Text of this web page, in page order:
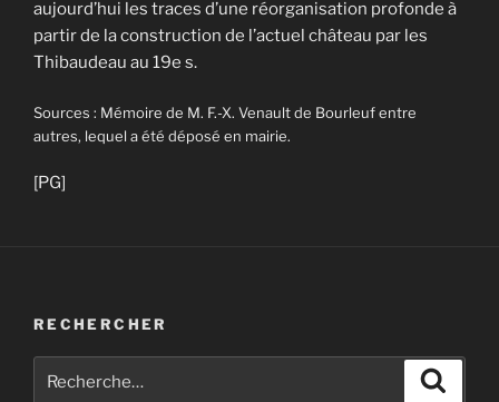
aujourd’hui les traces d’une réorganisation profonde à
partir de la construction de l’actuel château par les
Thibaudeau au 19e s.
Sources : Mémoire de M. F.-X. Venault de Bourleuf entre
autres, lequel a été déposé en mairie.
[PG]
RECHERCHER